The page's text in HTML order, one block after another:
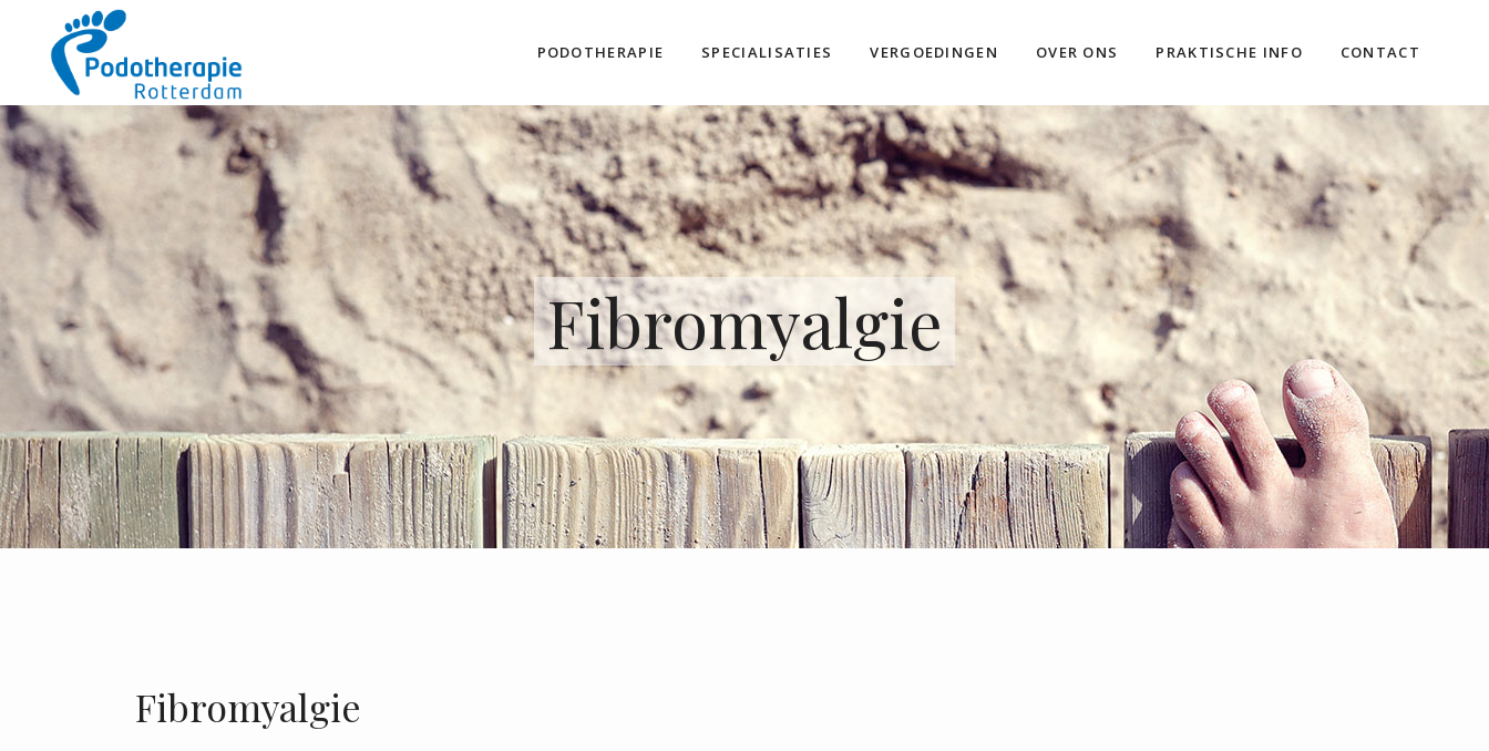
PODOTHERAPIE SPECIALISATIES VERGOEDINGEN OVER ONS PRAKTISCHE INFO CONTACT
Fibromyalgie
Fibromyalgie